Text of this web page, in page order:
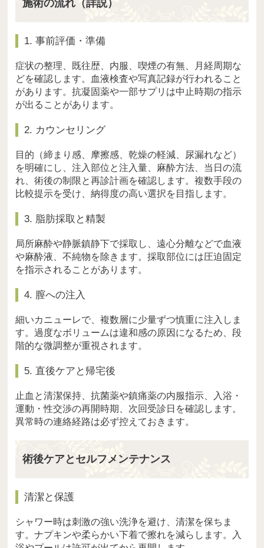
施術の流れ（詳説）
1. 事前評価・準備
症状の整理、既往歴、内服、喫煙の有無、月経周期な
どを確認します。血液検査や写真記録が行われること
があります。抗凝固薬や一部サプリは中止時期の指示
が出ることがあります。
2. カウンセリング
目的（締まり感、摩擦感、乾燥の軽減、尿漏れなど）
を明確にし、注入部位と注入量、麻酔方法、当日の流
れ、術後の制限と再診計画を確認します。複数手段の
比較提示を受け、納得度の高い選択を目指します。
3. 脂肪採取と精製
局所麻酔や静脈鎮静下で採取し、遠心分離などで血液
や麻酔液、不純物を除きます。採取部位には圧迫固定
を指示されることがあります。
4. 膣への注入
細いカニューレで、複数層に少量ずつ慎重に注入しま
す。過度なボリュームは違和感の原因になるため、段
階的な微調整が重視されます。
5. 直後ケアと帰宅後
止血と清潔保持、抗菌薬や鎮痛薬の内服指示、入浴・
運動・性交渉の再開時期、次回受診日を確認します。
異常時の連絡経路は必ず控えておきます。
術後ケアとセルフメンテナンス
清潔と保護
シャワー時は刺激の強い洗浄を避け、清潔を保ちま
す。ナプキンや柔らかい下着で擦れを減らします。入